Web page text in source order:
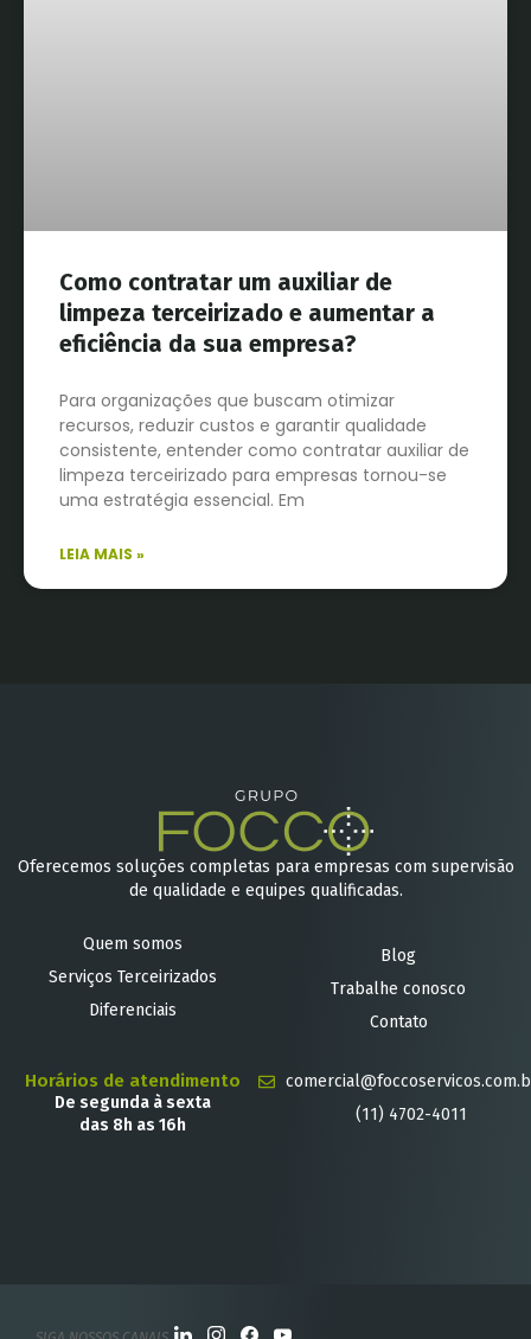
Como contratar um auxiliar de
limpeza terceirizado e aumentar a
eficiência da sua empresa?
Para organizações que buscam otimizar
recursos, reduzir custos e garantir qualidade
consistente, entender como contratar auxiliar de
limpeza terceirizado para empresas tornou-se
uma estratégia essencial. Em
LEIA MAIS »
Oferecemos soluções completas para empresas com supervisão
de qualidade e equipes qualificadas.
Quem somos
Serviços Terceirizados
Diferenciais
Blog
Trabalhe conosco
Contato
Horários de atendimento
De segunda à sexta
das 8h as 16h
(11) 4702-4011